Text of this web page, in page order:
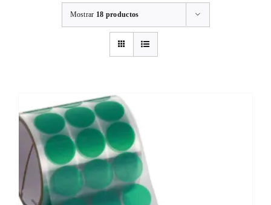
CONTACTAR
Mostrar 18 productos